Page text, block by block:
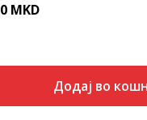
MKD
Додај во